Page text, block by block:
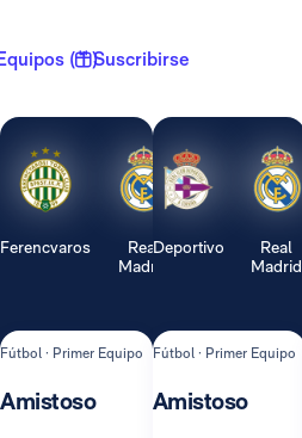
( 1 )Suscribirse
Ferencvaros
Real
Madrid
Fútbol · Primer Equipo
Amistoso
Deportivo
Real
Madrid
Fútbol · Primer Equipo
Amistoso